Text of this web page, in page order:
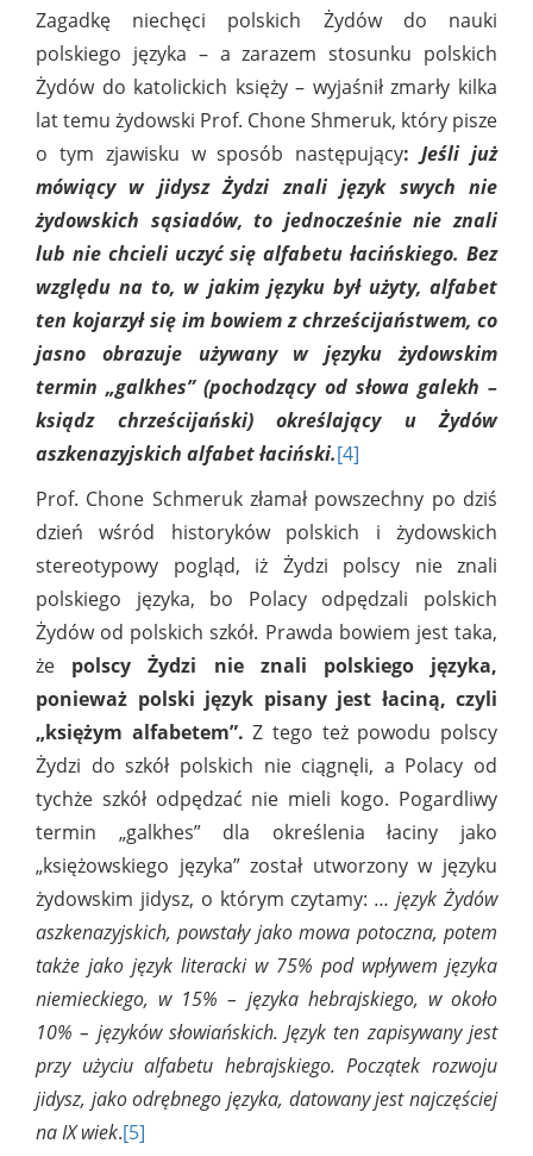
Zagadkę niechęci polskich Żydów do nauki
polskiego języka – a zarazem stosunku polskich
Żydów do katolickich księży – wyjaśnił zmarły kilka
lat temu żydowski Prof. Chone Shmeruk, który pisze
o tym zjawisku w sposób następujący:Jeśli już
mówiący w jidysz Żydzi znali język swych nie
żydowskich sąsiadów, to jednocześnie nie znali
lub nie chcieli uczyć się alfabetu łacińskiego. Bez
względu na to, w jakim języku był użyty, alfabet
ten kojarzył się im bowiem z chrześcijaństwem, co
jasno obrazuje używany w języku żydowskim
termin „galkhes” (pochodzący od słowa galekh –
ksiądz chrześcijański) określający u Żydów
aszkenazyjskich alfabet łaciński.[4]
Prof. Chone Schmeruk złamał powszechny po dziś
dzień wśród historyków polskich i żydowskich
stereotypowy pogląd, iż Żydzi polscy nie znali
polskiego języka, bo Polacy odpędzali polskich
Żydów od polskich szkół. Prawda bowiem jest taka,
że polscy Żydzi nie znali polskiego języka,
ponieważ polski język pisany jest łaciną, czyli
„księżym alfabetem”. Z tego też powodu polscy
Żydzi do szkół polskich nie ciągnęli, a Polacy od
tychże szkół odpędzać nie mieli kogo. Pogardliwy
termin „galkhes” dla określenia łaciny jako
„księżowskiego języka” został utworzony w języku
żydowskim jidysz, o którym czytamy:… język Żydów
aszkenazyjskich, powstały jako mowa potoczna, potem
także jako język literacki w 75% pod wpływem języka
niemieckiego, w 15% – języka hebrajskiego, w około
10% – języków słowiańskich. Język ten zapisywany jest
przy użyciu alfabetu hebrajskiego. Początek rozwoju
jidysz, jako odrębnego języka, datowany jest najczęściej
na IX wiek.[5]